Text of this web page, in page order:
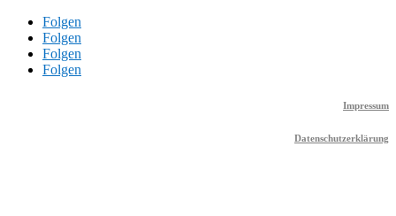
Folgen
Folgen
Folgen
Folgen
Impressum
Datenschutzerklärung